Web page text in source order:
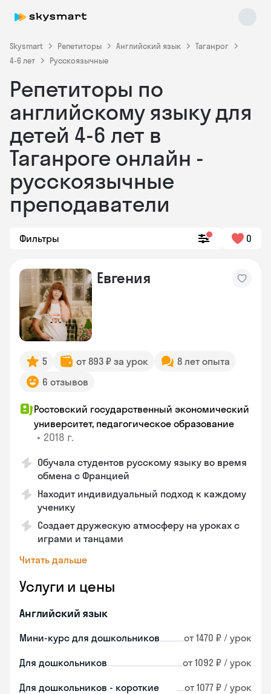
Skysmart Репетиторы Английский язык
Таганрог
4-6 лет
Русскоязычные
Репетиторы по
английскому языку для
детей 4-6 лет в
Таганроге онлайн -
русскоязычные
преподаватели
Фильтры 0
Евгения
5 от 893 ₽ за урок
8 лет опыта
6 отзывов
Ростовский государственный экономический
университет, педагогическое образование
• 2018 г.
Обучала студентов русскому языку во время
обмена с Францией
Находит индивидуальный подход к каждому
ученику
Создает дружескую атмосферу на уроках с
играми и танцами
Читать дальше
Услуги и цены
Английский язык
Мини-курс для дошкольников от 1470 ₽ / урок
Для дошкольников от 1092 ₽ / урок
Для дошкольников - короткие
от 1077 ₽ / урок
Skysmart Chat